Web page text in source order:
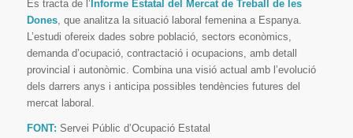
Es tracta de l’ Informe Estatal del Mercat de Treball de les
Dones, que analitza la situació laboral femenina a Espanya.
L’estudi ofereix dades sobre població, sectors econòmics,
demanda d’ocupació, contractació i ocupacions, amb detall
provincial i autonòmic. Combina una visió actual amb l’evolució
dels darrers anys i anticipa possibles tendències futures del
mercat laboral.
FONT: Servei Públic d’Ocupació Estatal